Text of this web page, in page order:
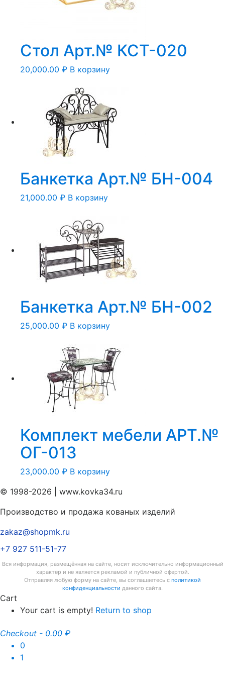
Стол Арт.№ КСТ-020
20,000.00 ₽ В корзину
Банкетка Арт.№ БН-004
21,000.00 ₽ В корзину
Банкетка Арт.№ БН-002
25,000.00 ₽ В корзину
Комплект мебели АРТ.№
ОГ-013
23,000.00 ₽ В корзину
© 1998-2026 | www.kovka34.ru
Производство и продажа кованых изделий
zakaz@shopmk.ru
+7 927 511-51-77
Вся информация, размещённая на сайте, носит исключительно информационный
характер и не является рекламой и публичной офертой.
Отправляя любую форму на сайте, вы соглашаетесь с политикой
конфиденциальности данного сайта.
Cart
Your cart is empty! Return to shop
Checkout - 0.00 ₽
0
1